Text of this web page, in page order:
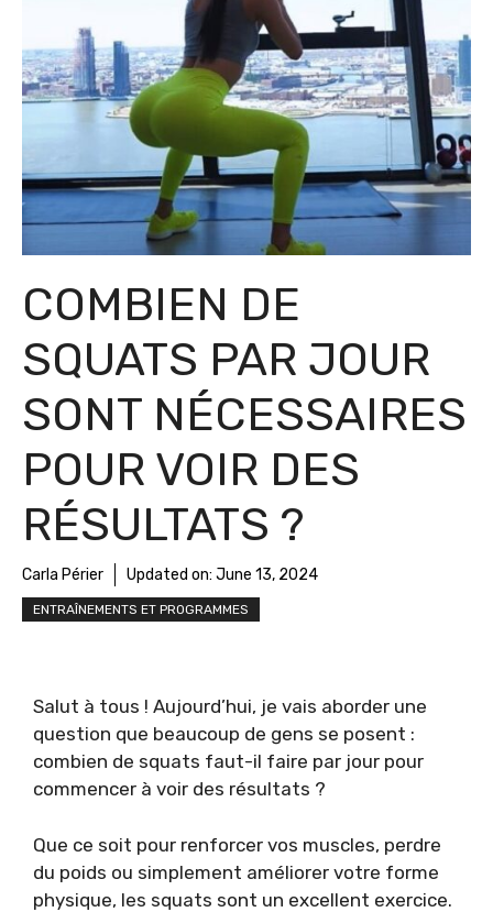
COMBIEN DE
SQUATS PAR JOUR
SONT NÉCESSAIRES
POUR VOIR DES
RÉSULTATS ?
Carla Périer Updated on: June 13, 2024
ENTRAÎNEMENTS ET PROGRAMMES
Salut à tous ! Aujourd’hui, je vais aborder une
question que beaucoup de gens se posent :
combien de squats faut-il faire par jour pour
commencer à voir des résultats ?
Que ce soit pour renforcer vos muscles, perdre
du poids ou simplement améliorer votre forme
physique, les squats sont un excellent exercice.